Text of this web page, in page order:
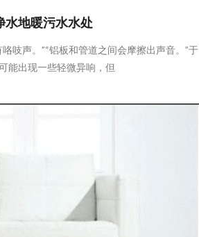
水地暖污水水处
吱声。”“铝板和管道之间会摩擦出声音。”于
能出现一些轻微异响，但